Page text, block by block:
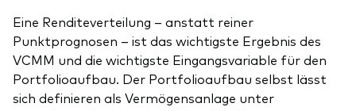
Eine Renditeverteilung – anstatt reiner
Punktprognosen – ist das wichtigste Ergebnis des
VCMM und die wichtigste Eingangsvariable für den
Portfolioaufbau. Der Portfolioaufbau selbst lässt
sich definieren als Vermögensanlage unter